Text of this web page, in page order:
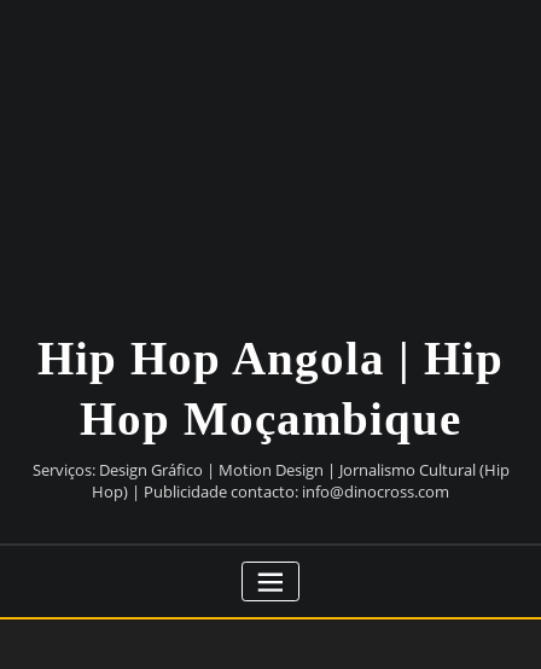
Hip Hop Angola | Hip
Hop Moçambique
Serviços: Design Gráfico | Motion Design | Jornalismo Cultural (Hip
Hop) | Publicidade contacto: info@dinocross.com